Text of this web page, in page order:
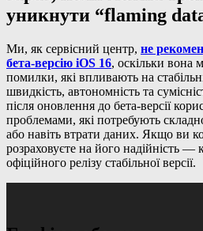
уникнути “flaming
Ми, як сервісний центр, не
бета-версію iOS 16, оскільки вона
помилки, які впливають на
швидкість, автономність та
після оновлення до бета-версії
проблемами, які потребують
або навіть втрати даних. Якщо ви
розраховуєте на його надійність —
офіційного релізу стабільної версії.